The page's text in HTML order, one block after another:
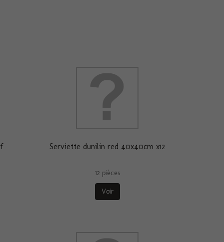
Serviette dunilin red 40x40cm x12
12 pièces
Voir